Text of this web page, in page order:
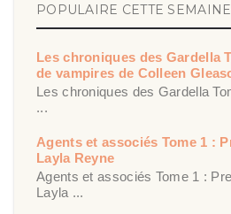
POPULAIRE CETTE SEMAINE
Les chroniques des Gardella
de vampires de Colleen
Les chroniques des Gardella
...
Agents et associés Tome 1 :
Layla Reyne
Agents et associés Tome 1 :
Layla ...